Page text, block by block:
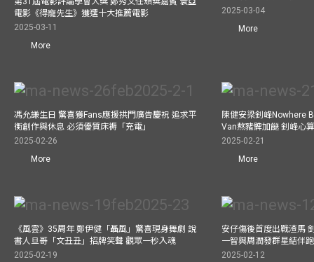
電影《得寵先生》獲選十大推薦電影
2025-03-11
More
2025-03-04
More
馮允謙生日 驚喜獲Fans應援拱門廣告慶祝 追求平
衡創作與休息 必須優質床褥「充電」
2025-02-26
More
陳健安梁釗峰Nowhere
Van熬豬髀加餸 釗峰心
2025-02-21
More
《風雲》35周年 鄭伊健「聶風」驚喜現身舞劇 說
書人旦哥「文丑丑」招牌笑聲 觀眾一秒入魂
2025-02-19
安仔傷後首度出戰渣馬
一智與周潤發群星結伴
2025-02-12